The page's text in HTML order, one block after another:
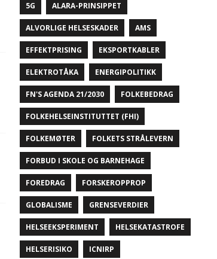
5G ALARA-PRINSIPPET
ALVORLIGE HELSESKADER AMS
EFFEKTPRISING EKSPORTKABLER
ELEKTROTÅKA ENERGIPOLITIKK
FN'S AGENDA 21/2030 FOLKEBEDRAG
FOLKEHELSEINSTITUTTET (FHI)
FOLKEMØTER FOLKETS STRÅLEVERN
FORBUD I SKOLE OG BARNEHAGE
FOREDRAG FORSKEROPPROP
GLOBALISME GRENSEVERDIER
HELSEEKSPERIMENT HELSEKATASTROFE
HELSERISIKO ICNIRP